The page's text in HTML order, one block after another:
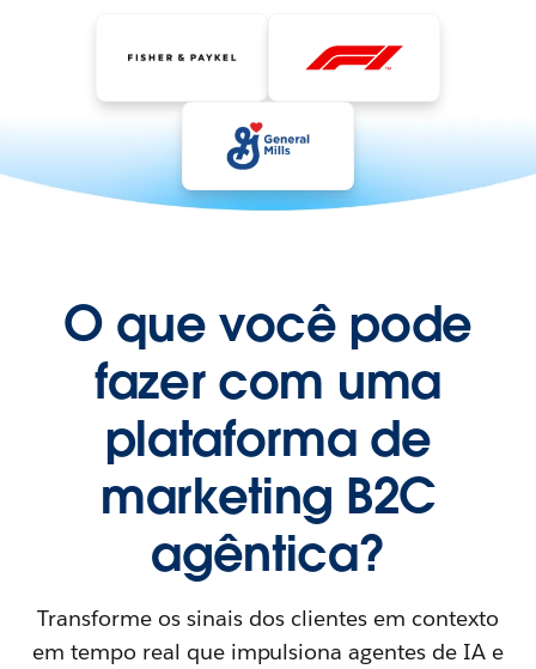
O que você pode
fazer com uma
plataforma de
marketing B2C
agêntica?
Transforme os sinais dos clientes em contexto
em tempo real que impulsiona agentes de IA e